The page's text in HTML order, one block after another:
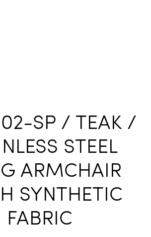
SP / TEAK /
STEEL
ARMCHAIR
SYNTHETIC
FABRIC